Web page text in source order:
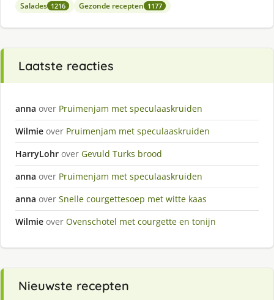
Salades 1216 Gezonde recepten 1177
Laatste reacties
anna over Pruimenjam met speculaaskruiden
Wilmie over Pruimenjam met speculaaskruiden
HarryLohr over Gevuld Turks brood
anna over Pruimenjam met speculaaskruiden
anna over Snelle courgettesoep met witte kaas
Wilmie over Ovenschotel met courgette en tonijn
Nieuwste recepten